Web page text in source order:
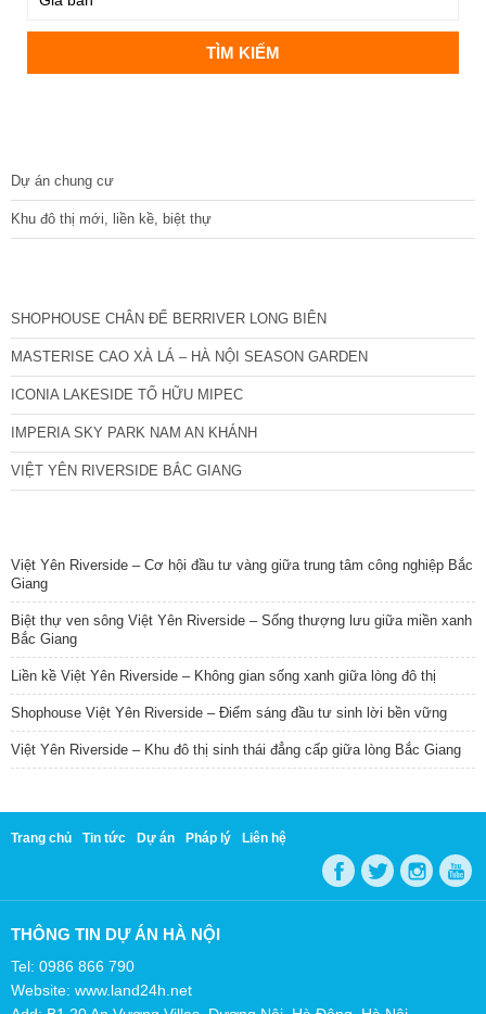
Dự án chung cư
Khu đô thị mới, liền kề, biệt thự
SHOPHOUSE CHÂN ĐẾ BERRIVER LONG BIÊN
MASTERISE CAO XÀ LÁ – HÀ NỘI SEASON GARDEN
ICONIA LAKESIDE TỐ HỮU MIPEC
IMPERIA SKY PARK NAM AN KHÁNH
VIỆT YÊN RIVERSIDE BẮC GIANG
Việt Yên Riverside – Cơ hội đầu tư vàng giữa trung tâm công nghiệp Bắc
Giang
Biệt thự ven sông Việt Yên Riverside – Sống thượng lưu giữa miền xanh
Bắc Giang
Liền kề Việt Yên Riverside – Không gian sống xanh giữa lòng đô thị
Shophouse Việt Yên Riverside – Điểm sáng đầu tư sinh lời bền vững
Việt Yên Riverside – Khu đô thị sinh thái đẳng cấp giữa lòng Bắc Giang
Trang chủ Tin tức Dự án Pháp lý Liên hệ
THÔNG TIN DỰ ÁN HÀ NỘI
Tel: 0986 866 790
Website: www.land24h.net